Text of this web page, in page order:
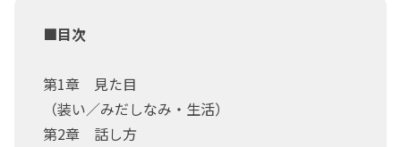
■目次
第1章 見た目
（装い／みだしなみ・生活）
第2章 話し方